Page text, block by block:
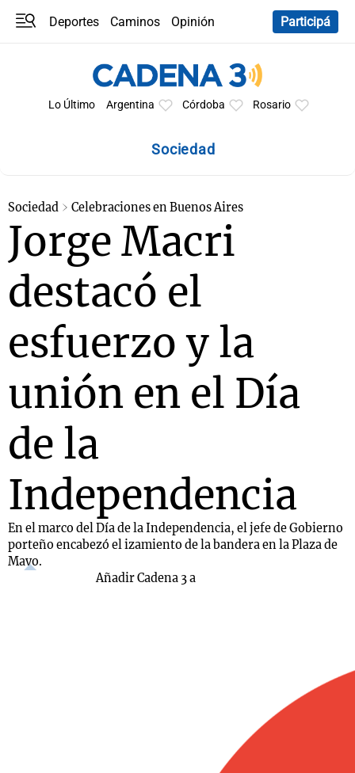
Deportes Caminos
Opinión
Participá
Lo Último Argentina Córdoba Rosario
Sociedad
Sociedad Celebraciones en Buenos Aires
Jorge Macri
destacó el
esfuerzo y la
unión en el Día
de la
Independencia
En el marco del Día de la Independencia, el jefe de Gobierno
porteño encabezó el izamiento de la bandera en la Plaza de
Mayo.
Añadir Cadena 3 a